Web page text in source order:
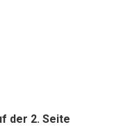
der 2. Seite